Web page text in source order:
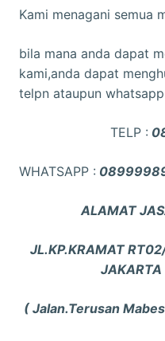
Kami menagani semua
bila mana anda dapat
kami,anda dapat
telpn ataupun
TELP :
WHATSAPP :
ALAMAT
JL.KP.KRAMAT
( Jalan.Terusan